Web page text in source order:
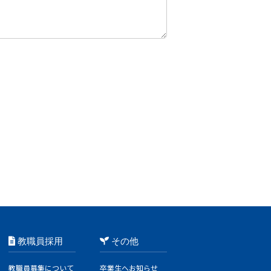
教職員採用
教職員募集について
その他
卒業生へお知らせ